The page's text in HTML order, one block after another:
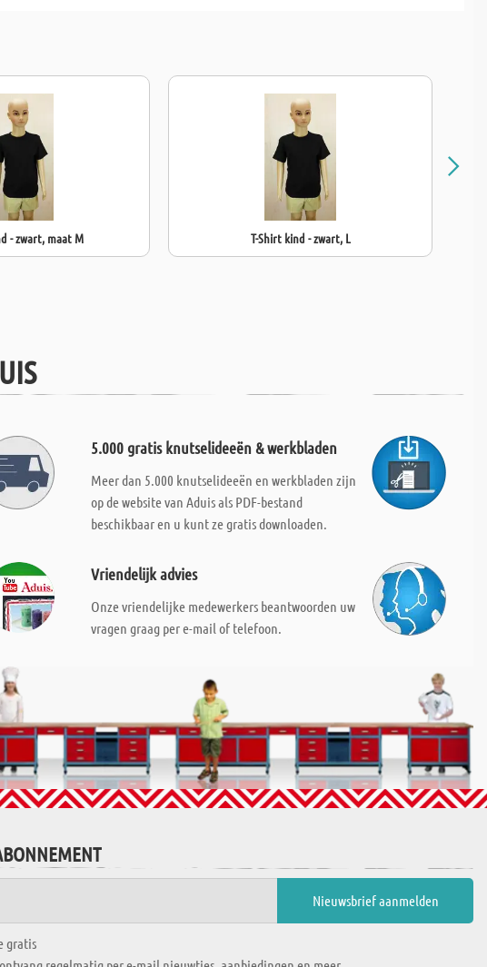
- zwart, maat M T-Shirt kind - zwart, L
5.000 gratis knutselideeën & werkbladen
Meer dan 5.000 knutselideeën en werkbladen zijn
op de website van Aduis als PDF-bestand
beschikbaar en u kunt ze gratis downloaden.
Vriendelijk advies
Onze vriendelijke medewerkers beantwoorden uw
vragen graag per e-mail of telefoon.
gratis